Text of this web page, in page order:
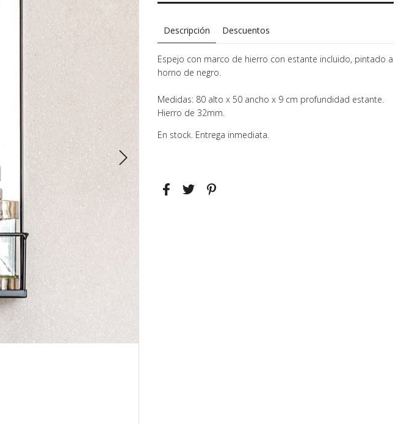
Descripción Descuentos
Espejo con marco de hierro con estante incluido, pintado a
horno de negro.
Medidas: 80 alto x 50 ancho x 9 cm profundidad estante.
Hierro de 32mm.
En stock. Entrega inmediata.